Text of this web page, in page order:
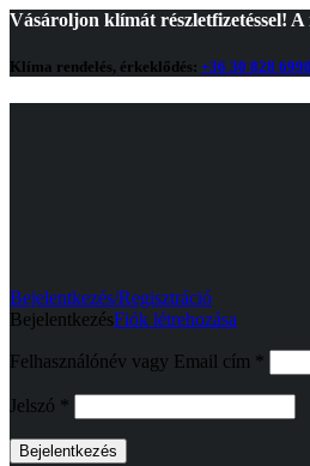
Vásároljon klímát részletfizetéssel!
Klíma rendelés, érkeklődés: +36 30 828 6990
Bejelentkezés/Regisztráció
BejelentkezésFiók létrehozása
Felhasználónév vagy Email cím *
Jelszó *
Bejelentkezés